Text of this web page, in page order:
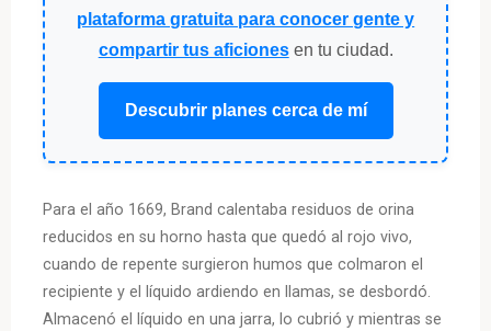
plataforma gratuita para conocer gente y
compartir tus aficionesen tu ciudad.
Descubrir planes cerca de mí
Para el año 1669, Brand calentaba residuos de orina
reducidos en su horno hasta que quedó al rojo vivo,
cuando de repente surgieron humos que colmaron el
recipiente y el líquido ardiendo en llamas, se desbordó.
Almacenó el líquido en una jarra, lo cubrió y mientras se